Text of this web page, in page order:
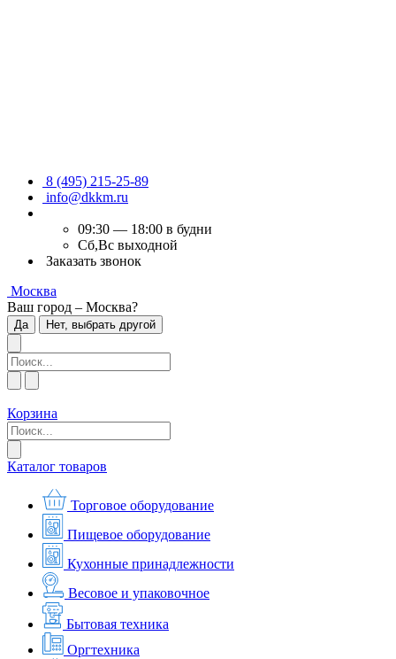
8 (495) 215-25-89
info@dkkm.ru
09:30 — 18:00 в будни
Сб,Вс выходной
Заказать звонок
Москва
Ваш город – Москва?
Да Нет, выбрать другой
Корзина
Каталог товаров
Торговое оборудование
Пищевое оборудование
Кухонные принадлежности
Весовое и упаковочное
Бытовая техника
Оргтехника